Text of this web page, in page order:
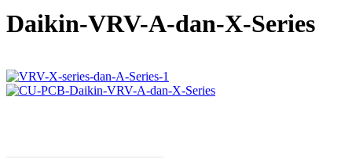
Daikin-VRV-A-dan-X-Series